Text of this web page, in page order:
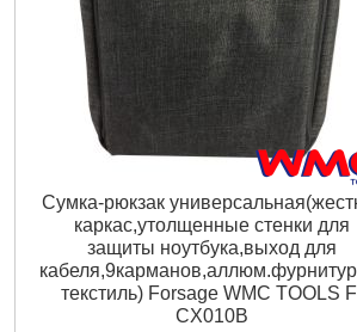
Сумка-рюкзак
каркас,утолщенные стенки для
защиты ноутбука,выход для
текстиль) Forsage WMC TOOLS
CX010B